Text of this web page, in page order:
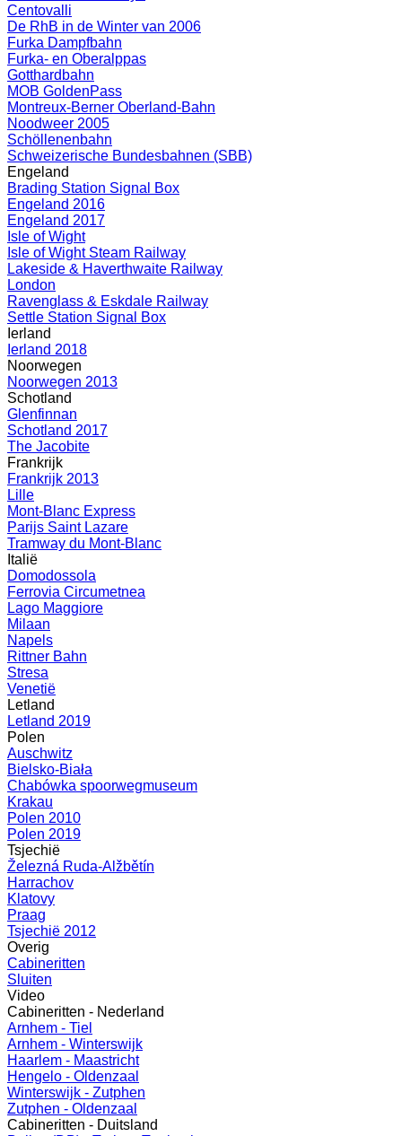
Centovalli
De RhB in de Winter van 2006
Furka Dampfbahn
Furka- en Oberalppas
Gotthardbahn
MOB GoldenPass
Montreux-Berner Oberland-Bahn
Noodweer 2005
Schöllenenbahn
Schweizerische Bundesbahnen (SBB)
Engeland
Brading Station Signal Box
Engeland 2016
Engeland 2017
Isle of Wight
Isle of Wight Steam Railway
Lakeside & Haverthwaite Railway
London
Ravenglass & Eskdale Railway
Settle Station Signal Box
Ierland
Ierland 2018
Noorwegen
Noorwegen 2013
Schotland
Glenfinnan
Schotland 2017
The Jacobite
Frankrijk
Frankrijk 2013
Lille
Mont-Blanc Express
Parijs Saint Lazare
Tramway du Mont-Blanc
Italië
Domodossola
Ferrovia Circumetnea
Lago Maggiore
Milaan
Napels
Rittner Bahn
Stresa
Venetië
Letland
Letland 2019
Polen
Auschwitz
Bielsko-Biała
Chabówka spoorwegmuseum
Krakau
Polen 2010
Polen 2019
Tsjechië
Železná Ruda-Alžbětín
Harrachov
Klatovy
Praag
Tsjechië 2012
Overig
Cabineritten
Sluiten
Video
Cabineritten - Nederland
Arnhem - Tiel
Arnhem - Winterswijk
Haarlem - Maastricht
Hengelo - Oldenzaal
Winterswijk - Zutphen
Zutphen - Oldenzaal
Cabineritten - Duitsland